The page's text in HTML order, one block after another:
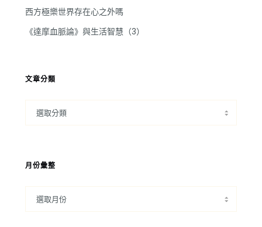
西方極樂世界存在心之外嗎
《達摩血脈論》與生活智慧（3）
文章分類
月份彙整